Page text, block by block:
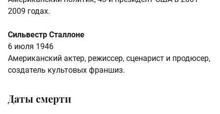
2009 годах.
Сильвестр Сталлоне
6 июля 1946
Американский актер, режиссер, сценарист и продюсер,
создатель культовых франшиз.
Даты смерти